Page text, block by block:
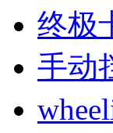
终极
手动